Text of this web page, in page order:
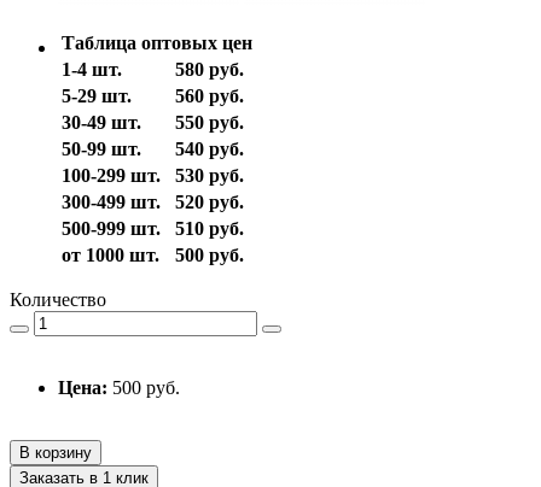
Таблица оптовых цен
1-4 шт.
580 руб.
5-29 шт.
560 руб.
30-49 шт.
550 руб.
50-99 шт.
540 руб.
100-299 шт.
530 руб.
300-499 шт.
520 руб.
500-999 шт.
510 руб.
от 1000 шт.
500 руб.
Количество
Цена: 500 руб.
В корзину
Заказать в 1 клик